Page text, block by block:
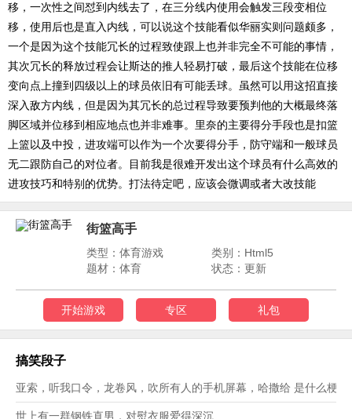
移，一次性之间怼到内线去了，在三分线内使用会触发三段变相位
移，使用后也是直入内线，可以说这个技能看似华丽实则问题颇多，
一个是因为这个技能冗长的过程致使跟上也并非完全不可能的事情，
其次冗长的释放过程会让斯达的推人轻易打破，最后这个技能在位移
变向点上撞到四级以上的球员依旧有可能丢球。虽然可以用这招直接
深入敌方内线，但是因为其冗长的总过程导致要预判他的大概最终落
脚区域并位移到相应地点也并非难事。里奈的主要得分手段也是扣篮
上篮以及中投，进攻端可以作为一个次要得分手，防守端和一般球员
无二跟防自己的对位者。目前我是很难开发出这个球员有什么高效的
进攻技巧和特别的优势。打法待定吧，应该会微调或者大改技能
街篮高手
类型：体育游戏
类别：Html5
题材：体育
状态：更新
开始游戏 专区 礼包
搞笑段子
亚索，听我口令，龙卷风，吹所有人的手机屏幕，哈撒给 是什么梗？
世上有一群钢铁直男，对熨衣服爱得深沉